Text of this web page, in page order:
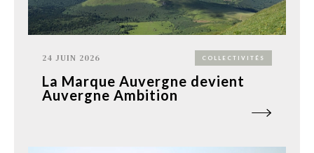
24 JUIN 2026 COLLECTIVITÉS
La Marque Auvergne devient
Auvergne Ambition